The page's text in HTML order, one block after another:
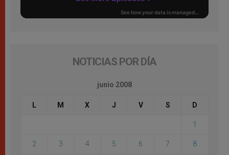
NOTICIAS POR DÍA
junio 2008
L M X J V S D
1
2 3 4 5 6 7 8